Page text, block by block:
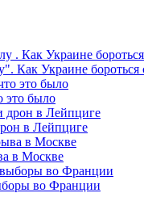
Как Украине бороться
это было
в Лейпциге
в Москве
во Франции